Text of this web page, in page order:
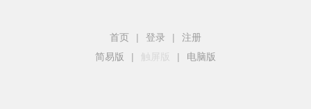
首页 | 登录 |
注册
简易版
| 触屏版 | 电脑版